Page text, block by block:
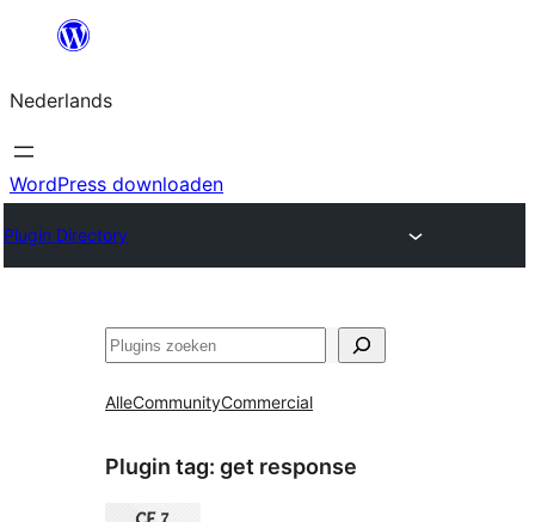
de
inhoud
Nederlands
WordPress downloaden
Plugin Directory
Zoeken
AlleCommunityCommercial
Plugin tag: get response